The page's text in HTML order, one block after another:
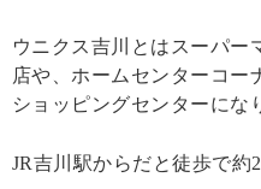
ウニクス吉川とはスーパー
店や、ホームセンターコー
ショッピングセンターにな
JR吉川駅からだと徒歩で約